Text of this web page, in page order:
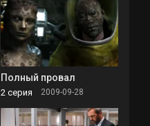
Полный провал
2 серия 2009-09-28